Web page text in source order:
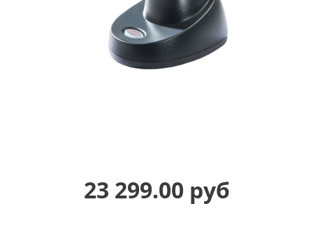
23 299.00 руб